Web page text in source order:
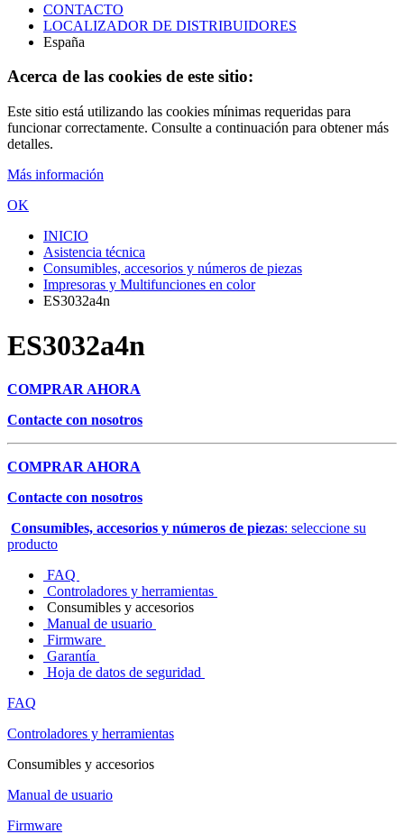
CONTACTO
LOCALIZADOR DE DISTRIBUIDORES
España
Acerca de las cookies de este sitio:
Este sitio está utilizando las cookies mínimas requeridas para
funcionar correctamente. Consulte a continuación para obtener más
detalles.
Más información
OK
INICIO
Asistencia técnica
Consumibles, accesorios y números de piezas
Impresoras y Multifunciones en color
ES3032a4n
ES3032a4n
COMPRAR AHORA
Contacte con nosotros
COMPRAR AHORA
Contacte con nosotros
Consumibles, accesorios y números de piezas: seleccione su
producto
FAQ
Controladores y herramientas
Consumibles y accesorios
Manual de usuario
Firmware
Garantía
Hoja de datos de seguridad
FAQ
Controladores y herramientas
Consumibles y accesorios
Manual de usuario
Firmware